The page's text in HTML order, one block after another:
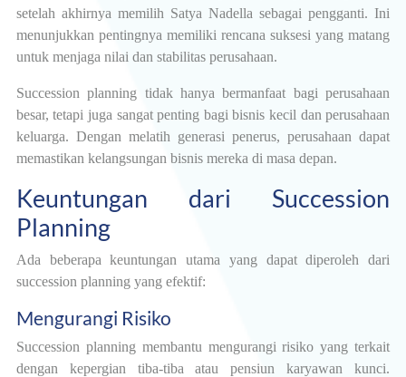
setelah akhirnya memilih Satya Nadella sebagai pengganti. Ini
menunjukkan pentingnya memiliki rencana suksesi yang matang
untuk menjaga nilai dan stabilitas perusahaan.
Succession planning tidak hanya bermanfaat bagi perusahaan
besar, tetapi juga sangat penting bagi bisnis kecil dan perusahaan
keluarga. Dengan melatih generasi penerus, perusahaan dapat
memastikan kelangsungan bisnis mereka di masa depan.
Keuntungan dari Succession
Planning
Ada beberapa keuntungan utama yang dapat diperoleh dari
succession planning yang efektif:
Mengurangi Risiko
Succession planning membantu mengurangi risiko yang terkait
dengan kepergian tiba-tiba atau pensiun karyawan kunci.